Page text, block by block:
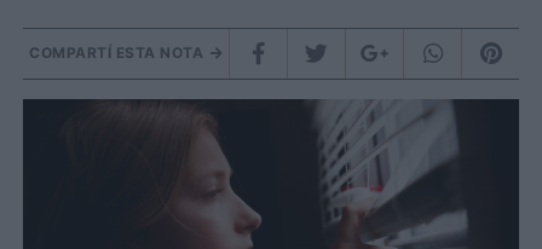
COMPARTÍ ESTA NOTA